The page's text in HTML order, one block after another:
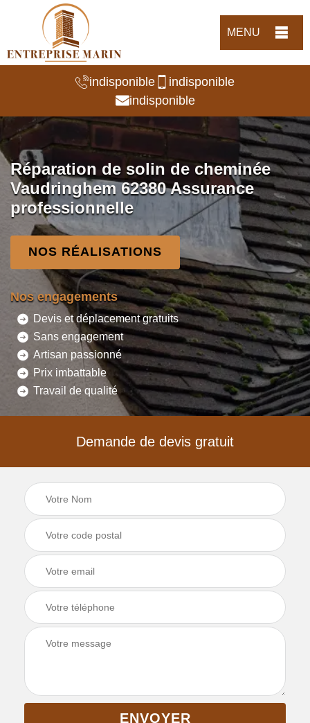
MENU
indisponible
indisponible
indisponible
Réparation de solin de cheminée
Vaudringhem 62380 Assurance
professionnelle
NOS RÉALISATIONS
Nos engagements
Devis et déplacement gratuits
Sans engagement
Artisan passionné
Prix imbattable
Travail de qualité
Demande de devis gratuit